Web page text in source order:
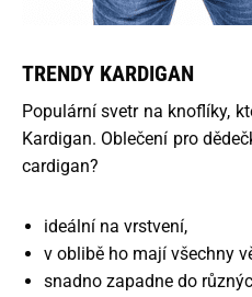
TRENDY KARDIGAN
Populární svetr na knoflíky,
Kardigan. Oblečení pro
cardigan?
ideální na vrstvení,
v oblibě ho mají všechny
snadno zapadne do